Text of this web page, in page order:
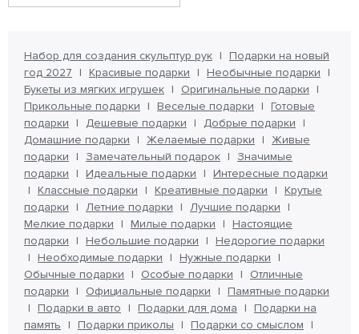
Набор для создания скульптур рук
Подарки на новый
год 2027
Красивые подарки
Необычные подарки
Букеты из мягких игрушек
Оригинальные подарки
Прикольные подарки
Веселые подарки
Готовые
подарки
Дешевые подарки
Добрые подарки
Домашние подарки
Желаемые подарки
Живые
подарки
Замечательный подарок
Значимые
подарки
Идеальные подарки
Интересные подарки
Классные подарки
Креативные подарки
Крутые
подарки
Летние подарки
Лучшие подарки
Мелкие подарки
Милые подарки
Настоящие
подарки
Небольшие подарки
Недорогие подарки
Необходимые подарки
Нужные подарки
Обычные подарки
Особые подарки
Отличные
подарки
Официальные подарки
Памятные подарки
Подарки в авто
Подарки для дома
Подарки на
память
Подарки приколы
Подарки со смыслом